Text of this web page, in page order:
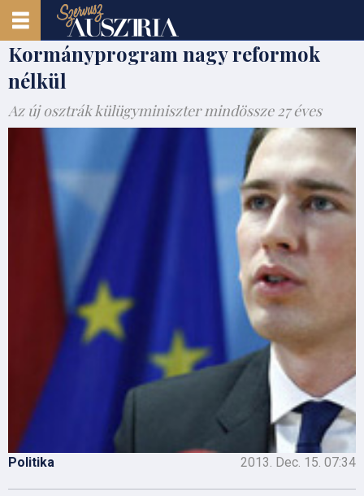
Kormányprogram nagy reformok
nélkül
Az új osztrák külügyminiszter mindössze 27 éves
Politika 2013. Dec. 15. 07:34